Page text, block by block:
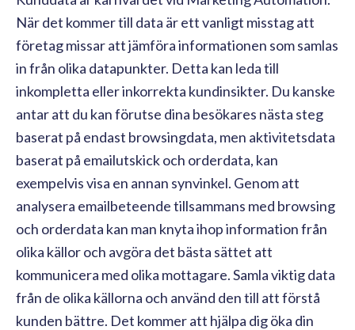
När det kommer till data är ett vanligt misstag att
företag missar att jämföra informationen som samlas
in från olika datapunkter. Detta kan leda till
inkompletta eller inkorrekta kundinsikter. Du kanske
antar att du kan förutse dina besökares nästa steg
baserat på endast browsingdata, men aktivitetsdata
baserat på emailutskick och orderdata, kan
exempelvis visa en annan synvinkel. Genom att
analysera emailbeteende tillsammans med browsing
och orderdata kan man knyta ihop information från
olika källor och avgöra det bästa sättet att
kommunicera med olika mottagare. Samla viktig data
från de olika källorna och använd den till att förstå
kunden bättre. Det kommer att hjälpa dig öka din